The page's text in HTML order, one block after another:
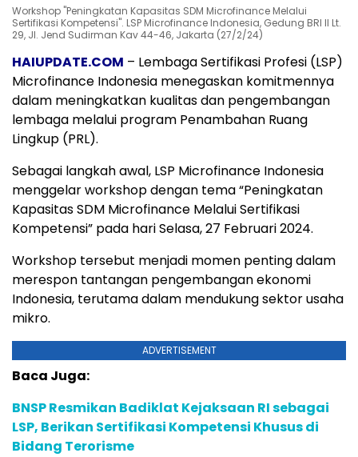
Workshop "Peningkatan Kapasitas SDM Microfinance Melalui
Sertifikasi Kompetensi". LSP Microfinance Indonesia, Gedung BRI II Lt.
29, Jl. Jend Sudirman Kav 44-46, Jakarta (27/2/24)
HAIUPDATE.COM – Lembaga Sertifikasi Profesi (LSP)
Microfinance Indonesia menegaskan komitmennya
dalam meningkatkan kualitas dan pengembangan
lembaga melalui program Penambahan Ruang
Lingkup (PRL).
Sebagai langkah awal, LSP Microfinance Indonesia
menggelar workshop dengan tema “Peningkatan
Kapasitas SDM Microfinance Melalui Sertifikasi
Kompetensi” pada hari Selasa, 27 Februari 2024.
Workshop tersebut menjadi momen penting dalam
merespon tantangan pengembangan ekonomi
Indonesia, terutama dalam mendukung sektor usaha
mikro.
ADVERTISEMENT
Baca Juga:
BNSP Resmikan Badiklat Kejaksaan RI sebagai
LSP, Berikan Sertifikasi Kompetensi Khusus di
Bidang Terorisme